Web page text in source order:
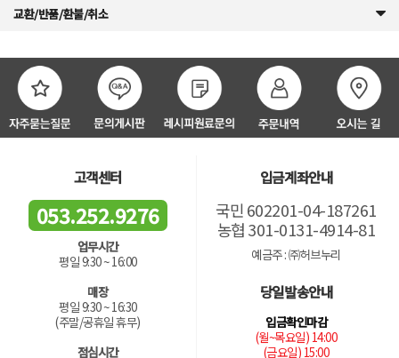
교환/반품/환불/취소
고객센터
053.252.9276
업무시간
평일 9:30 ~ 16:00
매장
평일 9:30 ~ 16:30
(주말/공휴일 휴무)
점심시간
입금계좌안내
국민 602201-04-187261
농협 301-0131-4914-81
예금주 : ㈜허브누리
당일발송안내
입금확인마감
(월~목요일) 14:00
(금요일) 15:00